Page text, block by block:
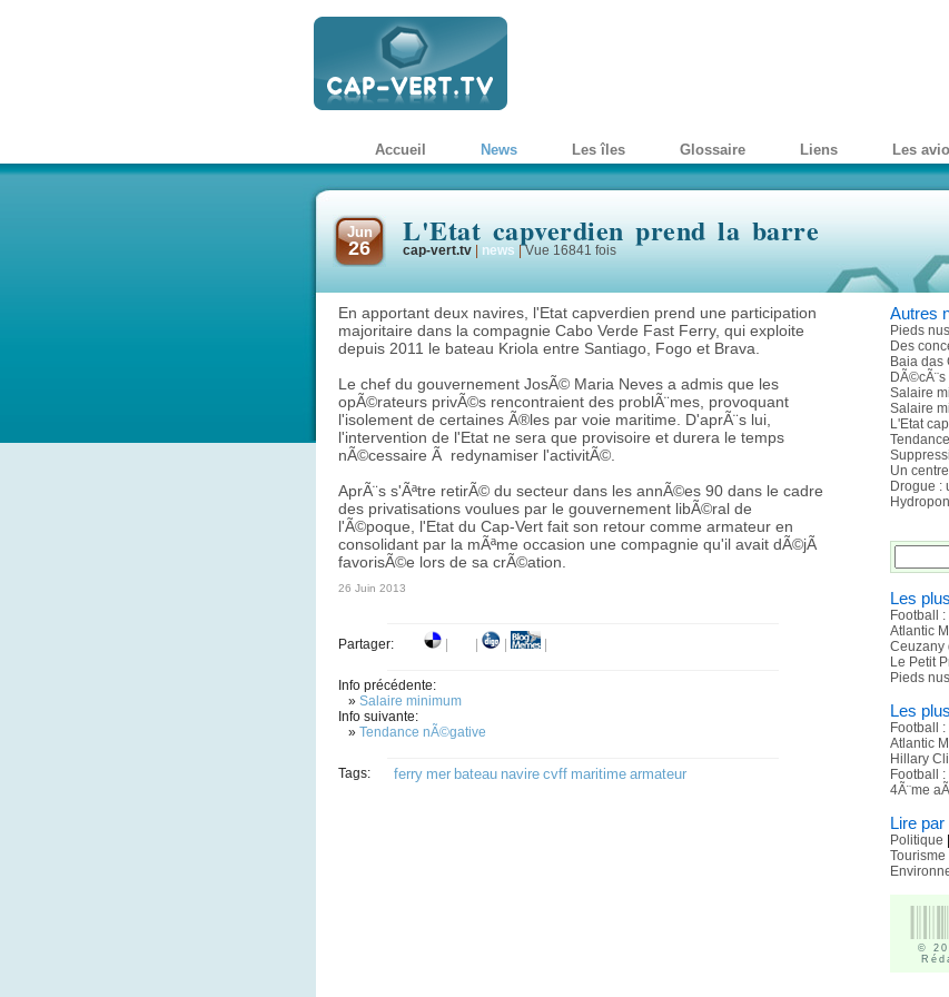
Accueil News Les îles Glossaire Liens Les
Jun
26 L'Etat capverdien prend la barre
cap-vert.tv news |Vue 16841 fois
Autres
Pieds
Des
Baia das
Salaire
Salaire
L'Etat
Un
Drogue :
Les
Football
Atlantic
Ceuzany
Le Petit
Pieds
Les
Football
Atlantic
Hillary
Football
4Ã¨me
Lire
Politique
Tourisme
©
En apportant deux navires, l'Etat capverdien prend une participation
majoritaire dans la compagnie Cabo Verde Fast Ferry, qui exploite
depuis 2011 le bateau Kriola entre Santiago, Fogo et Brava.
Le chef du gouvernement JosÃ© Maria Neves a admis que les
opÃ©rateurs privÃ©s rencontraient des problÃ¨mes, provoquant
l'isolement de certaines Ã®les par voie maritime. D'aprÃ¨s lui,
l'intervention de l'Etat ne sera que provisoire et durera le temps
nÃ©cessaire Ã redynamiser l'activitÃ©.
AprÃ¨s s'Ãªtre retirÃ© du secteur dans les annÃ©es 90 dans le cadre
des privatisations voulues par le gouvernement libÃ©ral de
l'Ã©poque, l'Etat du Cap-Vert fait son retour comme armateur en
consolidant par la mÃªme occasion une compagnie qu'il avait dÃ©jÃ
favorisÃ©e lors de sa crÃ©ation.
26 Juin 2013
Partager:
Info précédente:
» Salaire minimum
Info suivante:
» Tendance nÃ©gative
Tags: ferry mer bateau navire cvff maritime armateur